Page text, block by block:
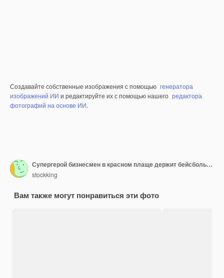
Создавайте собственные изображения с помощью генератора
изображений ИИ и редактируйте их с помощью нашего редактора
фотографий на основе ИИ.
Супергерой бизнесмен в красном плаще держит бейсбольную биту с серьезным хмурым лицом, стоя над оранжевой стеной
stockking
Вам также могут понравиться эти фото